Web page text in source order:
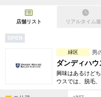
店舗リスト リアルタイム
OPEN
緑区 男
ダンディハ
興味はあるけど
ウスでは、脱毛